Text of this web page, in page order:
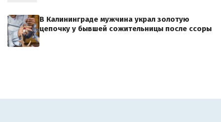
В Калининграде мужчина украл золотую
цепочку у бывшей сожительницы после ссоры